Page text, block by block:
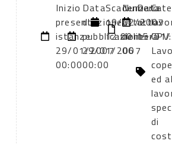
Inizio
presentazione
istanze:
29/01/2007
00:00
Data
di
pubblicazione:
29/01/2007
00:00
Scadenza:
19/02/2007
12:00
Numero
atto:
delibera
06
Data
atto:
15/CPV:
ed
di